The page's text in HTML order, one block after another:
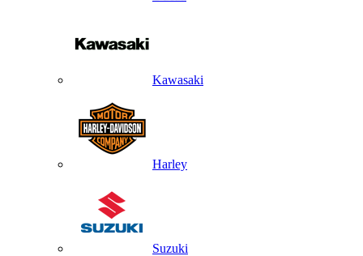
Kawasaki
Harley
Suzuki